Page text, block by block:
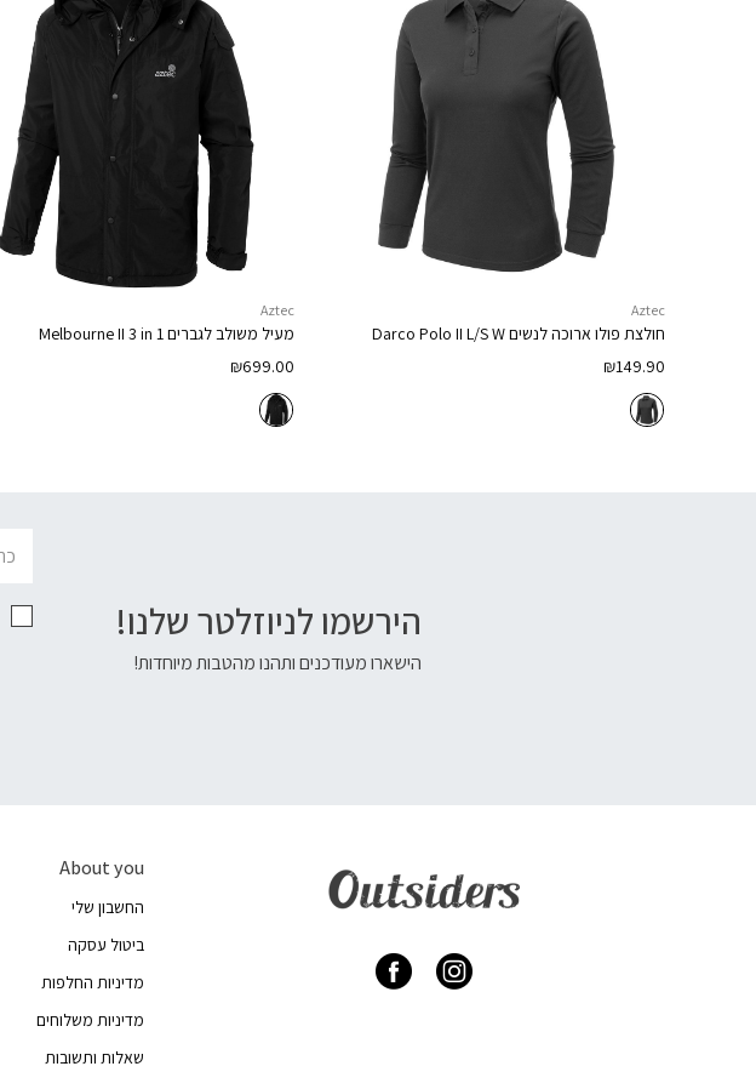
Aztec
חולצת פולו ארוכה לנשיםDarco Polo II L/S W
₪149.90
Aztec
מעיל משולב לגבריםMelbourne II 3 in 1
₪699.00
הירשמו לניוזלטר שלנו!
הישארו מעודכנים ותהנו מהטבות מיוחדות!
About you
החשבון שלי
ביטול עסקה
מדיניות החלפות
מדיניות משלוחים
שאלות ותשובות